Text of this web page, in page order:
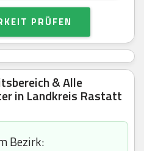
PRÜFEN
& Alle
in Landkreis Rastatt
Bezirk: